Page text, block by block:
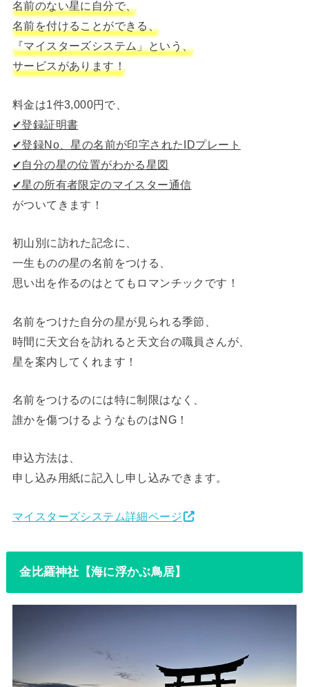
名前のない星に自分で、
名前を付けることができる、
『マイスターズシステム」という、
サービスがあります！
料金は1件3,000円で、
✔︎登録証明書
✔︎登録No、星の名前が印字されたIDプレート
✔︎自分の星の位置がわかる星図
✔︎星の所有者限定のマイスター通信
がついてきます！
初山別に訪れた記念に、
一生ものの星の名前をつける、
思い出を作るのはとてもロマンチックです！
名前をつけた自分の星が見られる季節、
時間に天文台を訪れると天文台の職員さんが、
星を案内してくれます！
名前をつけるのには特に制限はなく、
誰かを傷つけるようなものはNG！
申込方法は、
申し込み用紙に記入し申し込みできます。
マイスターズシステム詳細ページ
金比羅神社【海に浮かぶ鳥居】